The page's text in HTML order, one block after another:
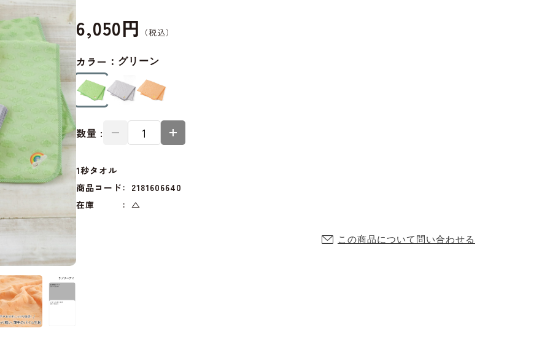
6,050円
カラー： グリーン
数量 :
1秒タオル
商品コード
2181606640
在庫
△
この商品について問い合わせる